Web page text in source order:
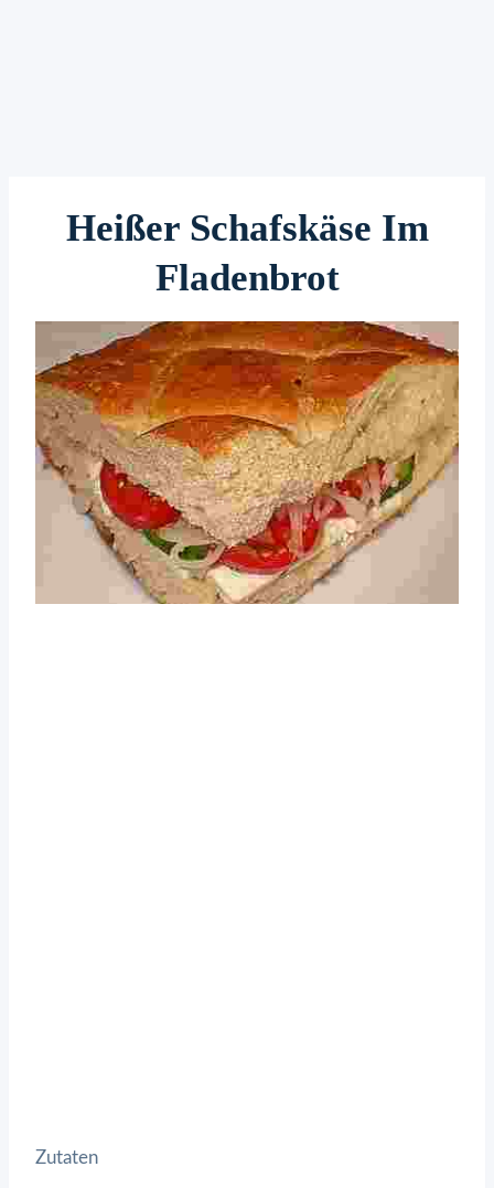
Heißer Schafskäse Im
Fladenbrot
Zutaten